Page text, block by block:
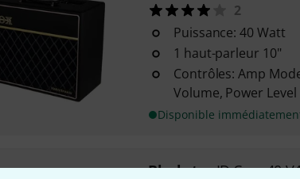
2
Puissance: 40 Watt
1 haut-parleur 10"
Contrôles: Amp
Volume, Power Level
Disponible
BlackstarID:Core 40